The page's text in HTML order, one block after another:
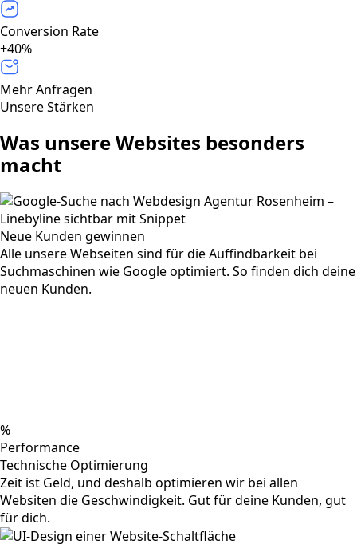
Conversion Rate
+40%
Mehr Anfragen
Unsere Stärken
Was unsere Websites besonders
macht
Neue Kunden gewinnen
Alle unsere Webseiten sind für die Auffindbarkeit bei
Suchmaschinen wie Google optimiert. So finden dich deine
neuen Kunden.
%
Performance
Technische Optimierung
Zeit ist Geld, und deshalb optimieren wir bei allen
Websiten die Geschwindigkeit. Gut für deine Kunden, gut
für dich.